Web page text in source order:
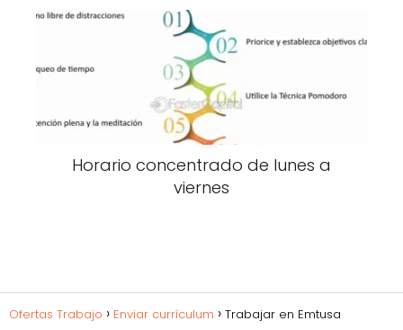
Horario concentrado de lunes a
viernes
Ofertas Trabajo Enviar currículum Trabajar en Emtusa